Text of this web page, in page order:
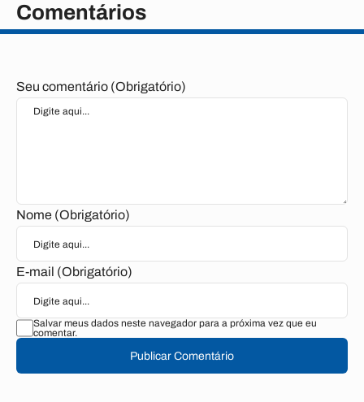
Comentários
Seu comentário (Obrigatório)
Nome (Obrigatório)
E-mail (Obrigatório)
Salvar meus dados neste navegador para a próxima vez que eu
comentar.
Publicar Comentário